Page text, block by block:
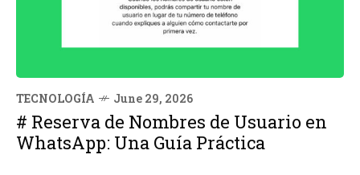
TECNOLOGÍA June 29, 2026
# Reserva de Nombres de Usuario en
WhatsApp: Una Guía Práctica